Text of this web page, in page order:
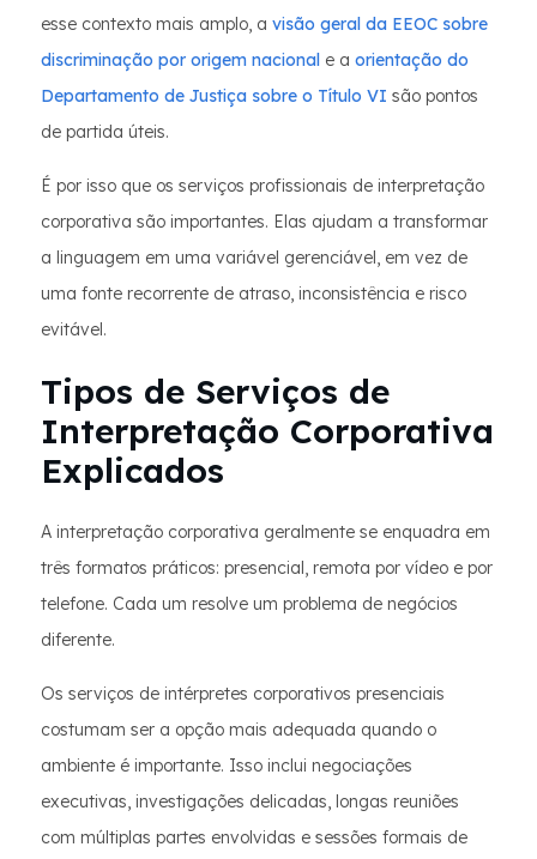
esse contexto mais amplo, a visão geral da EEOC sobre
discriminação por origem nacional e a orientação do
Departamento de Justiça sobre o Título VI são pontos
de partida úteis.
É por isso que os serviços profissionais de interpretação
corporativa são importantes. Elas ajudam a transformar
a linguagem em uma variável gerenciável, em vez de
uma fonte recorrente de atraso, inconsistência e risco
evitável.
Tipos de Serviços de
Interpretação Corporativa
Explicados
A interpretação corporativa geralmente se enquadra em
três formatos práticos: presencial, remota por vídeo e por
telefone. Cada um resolve um problema de negócios
diferente.
Os serviços de intérpretes corporativos presenciais
costumam ser a opção mais adequada quando o
ambiente é importante. Isso inclui negociações
executivas, investigações delicadas, longas reuniões
com múltiplas partes envolvidas e sessões formais de